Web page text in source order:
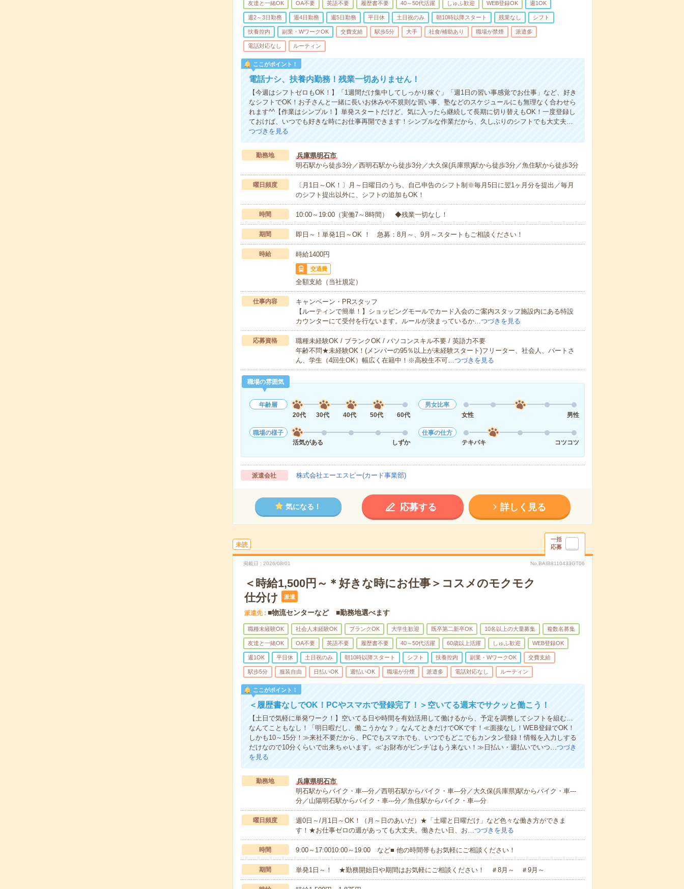
友達と一緒OK OA不要 英語不要 履歴書不要 40～50代活躍 しゅふ歓迎 WEB登録OK 週1OK
週2～3日勤務 週4日勤務 週5日勤務 平日休 土日祝のみ 朝10時以降スタート 残業なし シフト
扶養控内 副業・WワークOK 交費支給 駅歩5分 大手 社食/補助あり 職場が禁煙 派遣多
電話対応なし ルーティン
ここがポイント！
電話ナシ、扶養内勤務！残業一切ありません！
【今週はシフトゼロもOK！】「1週間だけ集中してしっかり稼ぐ」「週1日の習い事感覚でお仕事」など、好き
なシフトでOK！お子さんと一緒に長いお休みや不規則な習い事、塾などのスケジュールにも無理なく合わせら
れます^^【作業はシンプル！】単発スタートだけど、気に入ったら継続して長期に切り替えもOK！一度登録し
ておけば、いつでも好きな時にお仕事再開できます！シンプルな作業だから、久しぶりのシフトでも大丈夫…
つづきを見る
勤務地
兵庫県明石市
明石駅から徒歩3分／西明石駅から徒歩3分／大久保(兵庫県)駅から徒歩3分／魚住駅から徒歩3分
曜日頻度
〔月1日～OK！〕月～日曜日のうち、自己申告のシフト制※毎月5日に翌1ヶ月分を提出／毎月
のシフト提出以外に、シフトの追加もOK！
時間 10:00～19:00（実働7～8時間） ◆残業一切なし！
期間 即日～！単発1日～OK ！ 急募：8月～、9月～スタートもご相談ください！
時給 時給1400円
交通費
全額支給（当社規定）
仕事内容
キャンペーン・PRスタッフ
【ルーティンで簡単！】ショッピングモールでカード入会のご案内スタッフ施設内にある特設
カウンターにて受付を行ないます。ルールが決まっているか…つづきを見る
応募資格
職種未経験OK / ブランクOK / パソコンスキル不要 / 英語力不要
年齢不問★未経験OK！(メンバーの95％以上が未経験スタート)フリーター、社会人、パートさ
ん、学生（4回生OK）幅広く在籍中！※高校生不可…つづきを見る
職場の雰囲気
年齢層
20代
30代 40代 50代 60代
男女比率
女性
男性
職場の様子
活気がある
しずか
仕事の仕方
テキパキ
コツコツ
派遣会社 株式会社エーエスピー(カード事業部)
気になる！ 応募する 詳しく見る
未読
一括
応募
掲載日 2026/08/01 No.BAIB8110433GT06
＜時給1,500円～＊好きな時にお仕事＞コスメのモクモク
仕分け
派遣
派遣先 ■物流センターなど ■勤務地選べます
職種未経験OK 社会人未経験OK ブランクOK 大学生歓迎 既卒第二新卒OK 10名以上の大量募集 複数名募集
友達と一緒OK OA不要 英語不要 履歴書不要 40～50代活躍 60歳以上活躍 しゅふ歓迎 WEB登録OK
週1OK 平日休 土日祝のみ 朝10時以降スタート シフト 扶養控内 副業・WワークOK 交費支給
駅歩5分 服装自由 日払いOK 週払いOK 職場が分煙 派遣多 電話対応なし ルーティン
ここがポイント！
＜履歴書なしでOK！PCやスマホで登録完了！＞空いてる週末でサクッと働こう！
【土日で気軽に単発ワーク！】空いてる日や時間を有効活用して働けるから、予定を調整してシフトを組む…
なんてこともなし！「明日暇だし、働こうかな？」なんてときだけでOKです！≪面接なし！WEB登録でOK！
しかも10～15分！≫来社不要だから、PCでもスマホでも、いつでもどこでもカンタン登録！情報を入力しする
だけなので10分くらいで出来ちゃいます。≪‘お財布がピンチ’はもう来ない！≫日払い・週払いでいつ…つづき
を見る
勤務地
兵庫県明石市
明石駅からバイク・車---分／西明石駅からバイク・車---分／大久保(兵庫県)駅からバイク・車---
分／山陽明石駅からバイク・車---分／魚住駅からバイク・車---分
曜日頻度
週0日～/月1日～OK！（月～日のあいだ）★「土曜と日曜だけ」など色々な働き方ができま
す！★お仕事ゼロの週があっても大丈夫。働きたい日、お…つづきを見る
時間 9:00～17:0010:00～19:00 など■ 他の時間帯もお気軽にご相談ください！
期間 単発1日～！ ★勤務開始日や期間はお気軽にご相談ください！ ＃8月～ ＃9月～